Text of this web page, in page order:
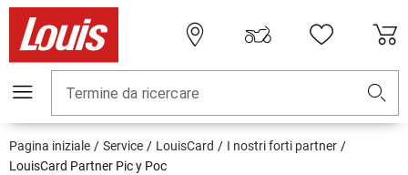
Termine da ricercare
Pagina iniziale Service LouisCard
I nostri forti partner
LouisCard Partner Pic y Poc